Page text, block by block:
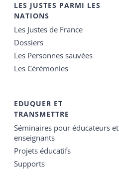
LES JUSTES PARMI LES
NATIONS
Les Justes de France
Dossiers
Les Personnes sauvées
Les Cérémonies
EDUQUER ET
TRANSMETTRE
Séminaires pour éducateurs et
enseignants
Projets éducatifs
Supports